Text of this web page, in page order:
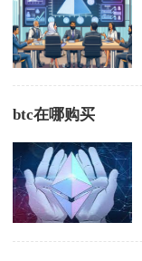
btc在哪购买